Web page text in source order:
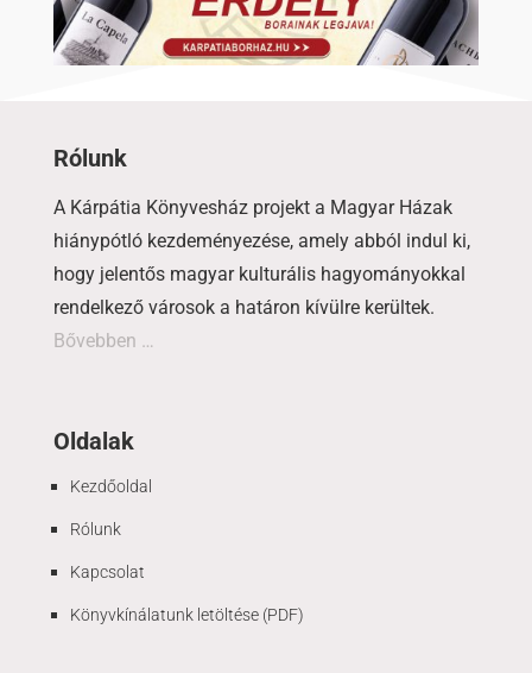
Rólunk
A Kárpátia Könyvesház projekt a Magyar Házak
hiánypótló kezdeményezése, amely abból indul ki,
hogy jelentős magyar kulturális hagyományokkal
rendelkező városok a határon kívülre kerültek.
Bővebben …
Oldalak
Kezdőoldal
Rólunk
Kapcsolat
Könyvkínálatunk letöltése (PDF)